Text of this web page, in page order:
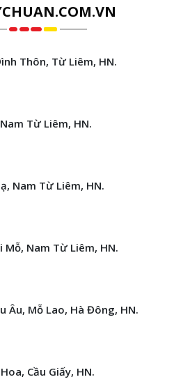
Thôn, Từ Liêm, HN.
Từ Liêm, HN.
Nam Từ Liêm, HN.
Nam Từ Liêm, HN.
Âu, Mỗ Lao, Hà Đông, HN.
Cầu Giấy, HN.